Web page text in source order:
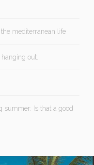
mediterranean life
out.
summer: Is that a good